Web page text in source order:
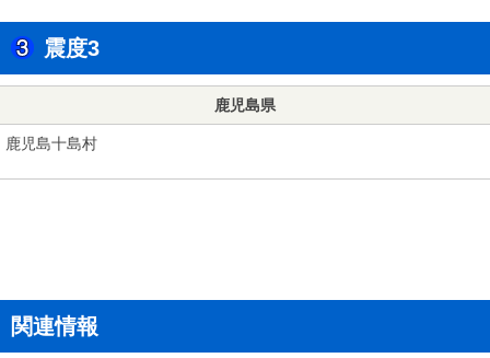
震度3
鹿児島県
鹿児島十島村
関連情報